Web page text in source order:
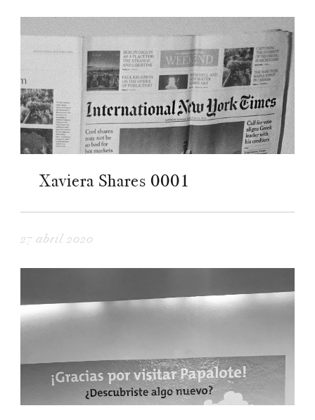
Xaviera Shares 0001
27 abril 2020